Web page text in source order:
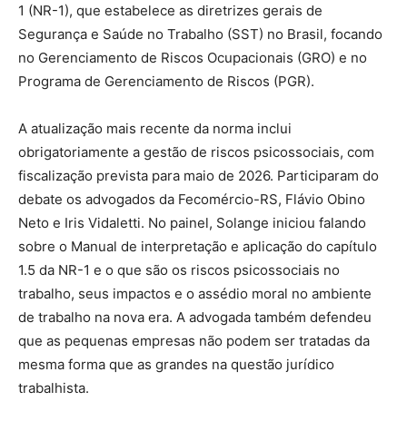
1 (NR-1), que estabelece as diretrizes gerais de
Segurança e Saúde no Trabalho (SST) no Brasil, focando
no Gerenciamento de Riscos Ocupacionais (GRO) e no
Programa de Gerenciamento de Riscos (PGR).
A atualização mais recente da norma inclui
obrigatoriamente a gestão de riscos psicossociais, com
fiscalização prevista para maio de 2026. Participaram do
debate os advogados da Fecomércio-RS, Flávio Obino
Neto e Iris Vidaletti. No painel, Solange iniciou falando
sobre o Manual de interpretação e aplicação do capítulo
1.5 da NR-1 e o que são os riscos psicossociais no
trabalho, seus impactos e o assédio moral no ambiente
de trabalho na nova era. A advogada também defendeu
que as pequenas empresas não podem ser tratadas da
mesma forma que as grandes na questão jurídico
trabalhista.